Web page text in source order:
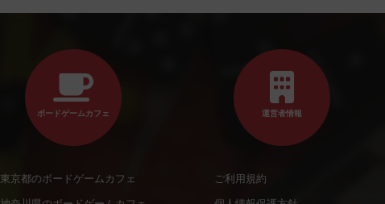
ボードゲームカフェ
東京都のボードゲームカフェ
運営者情報
ご利用規約